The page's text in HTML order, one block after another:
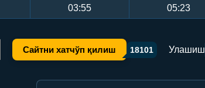
03:55 05:23
Сайтни хатчўп қилиш 18101 Улашиш